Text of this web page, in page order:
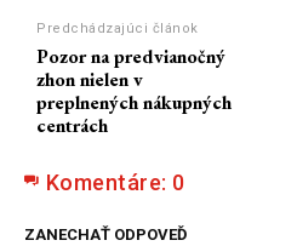
Predchádzajúci článok
Pozor na predvianočný
zhon nielen v
preplnených nákupných
centrách
Komentáre: 0
ZANECHAŤ ODPOVEĎ